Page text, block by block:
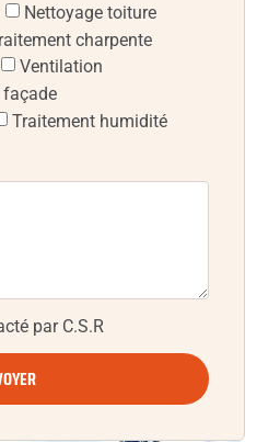
Nettoyage toiture
charpente
Ventilation
façade
Traitement humidité
par C.S.R